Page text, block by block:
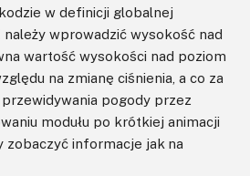
w definicji globalnej
należy wprowadzić wysokość nad
wartość wysokości nad poziom
na zmianę ciśnienia, a co za
pogody przez
modułu po krótkiej animacji
informacje jak na